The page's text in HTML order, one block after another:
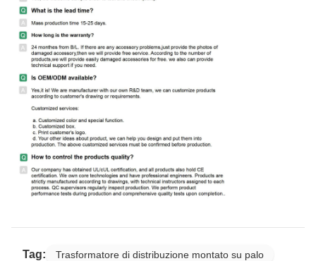
Tag:
Trasformatore di distribuzione montato su palo